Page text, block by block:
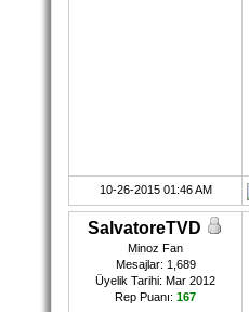
10-26-2015 01:46 AM
SalvatoreTVD
Minoz Fan
Mesajlar: 1,689
Üyelik Tarihi: Mar 2012
Rep Puanı: 167